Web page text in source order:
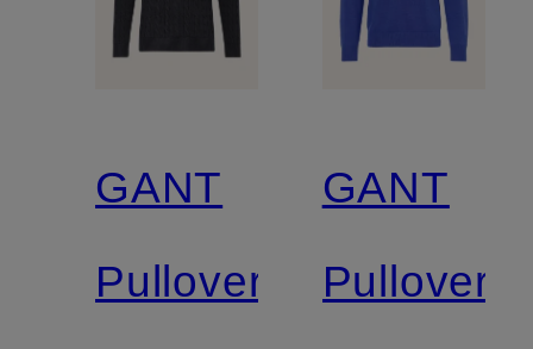
GANT
Pullover
GANT
Pullover